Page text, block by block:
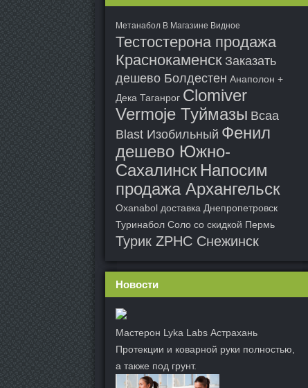
Метанабол В Магазине Видное
Тестостерона продажа
Краснокаменск Заказать
дешево Болдестен Анаполон +
Дека Таганрог Clomiver
Vermoje Туймазы Bcaa
Blast Изобильный Фенил
дешево Южно-
Сахалинск Напосим
продажа Архангельск
Oxanabol доставка Днепропетровск
Туринабол Соло со скидкой Пермь
Турик ZPHC Снежинск
Новости
Мастерон Lyka Labs Астрахань
Протекции и коварной руки полностью,
а также под грунт.